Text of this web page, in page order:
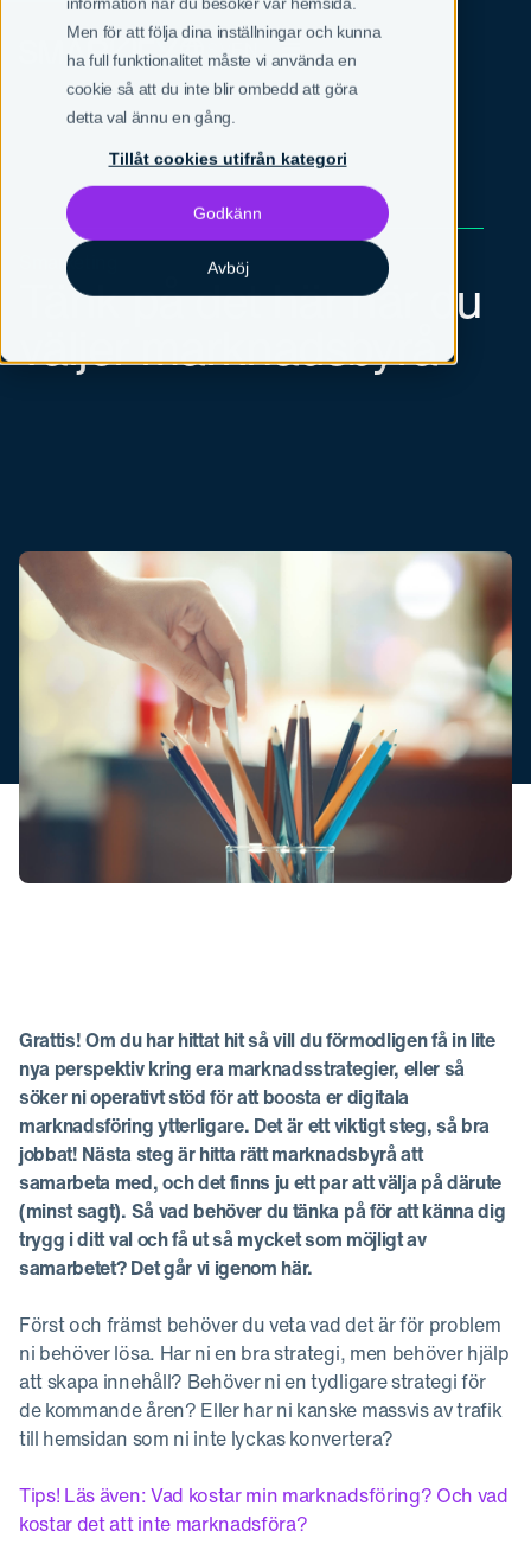
Men för att följa dina inställningar och kunna
ha full funktionalitet måste vi använda en
cookie så att du inte blir ombedd att göra
detta val ännu en gång.
Tillåt cookies utifrån kategori
Godkänn
Avböj
SVEN
Smarketing
Tänk på det här när du
väljer marknadsbyrå
Grattis! Om du har hittat hit så vill du förmodligen få in lite
nya perspektiv kring era marknadsstrategier, eller så
söker ni operativt stöd för att boosta er digitala
marknadsföring ytterligare. Det är ett viktigt steg, så bra
jobbat! Nästa steg är hitta rätt marknadsbyrå att
samarbeta med, och det finns ju ett par att välja på därute
(minst sagt). Så vad behöver du tänka på för att känna dig
trygg i ditt val och få ut så mycket som möjligt av
samarbetet? Det går vi igenom här.
Först och främst behöver du veta vad det är för problem
ni behöver lösa. Har ni en bra strategi, men behöver hjälp
att skapa innehåll? Behöver ni en tydligare strategi för
de kommande åren? Eller har ni kanske massvis av trafik
till hemsidan som ni inte lyckas konvertera?
Tips! Läs även: Vad kostar min marknadsföring? Och vad
kostar det att inte marknadsföra?